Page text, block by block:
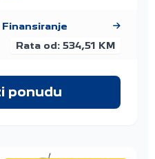
Rata od: 534,51 KM
ponudu